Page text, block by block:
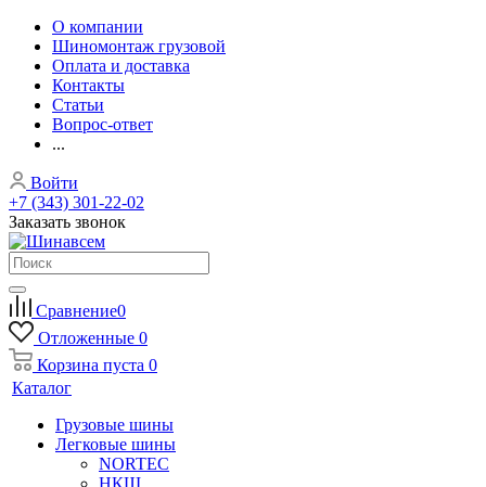
О компании
Шиномонтаж грузовой
Оплата и доставка
Контакты
Статьи
Вопрос-ответ
...
Войти
+7 (343) 301-22-02
Заказать звонок
Сравнение0
Отложенные 0
Корзина пуста 0
Каталог
Грузовые шины
Легковые шины
NORTEС
НКШ